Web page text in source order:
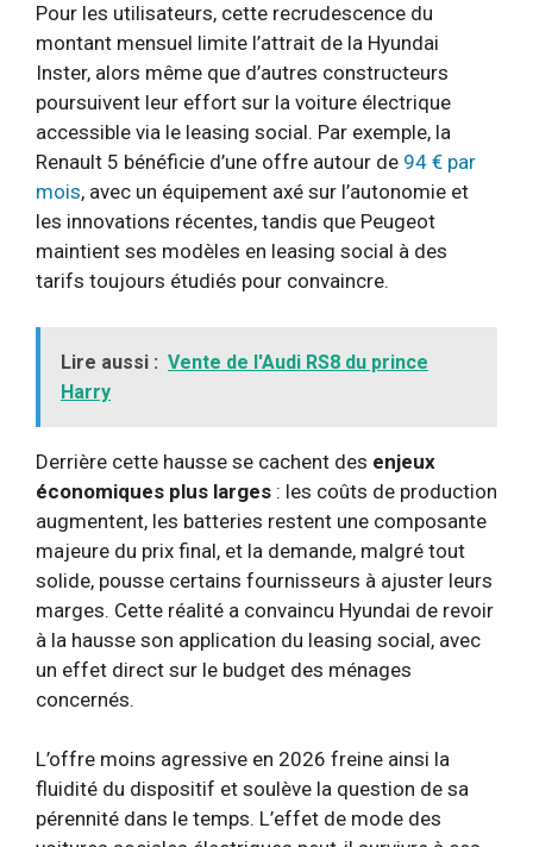
Pour les utilisateurs, cette recrudescence du
montant mensuel limite l’attrait de la Hyundai
Inster, alors même que d’autres constructeurs
poursuivent leur effort sur la voiture électrique
accessible via le leasing social. Par exemple, la
Renault 5 bénéficie d’une offre autour de 94 € par
mois, avec un équipement axé sur l’autonomie et
les innovations récentes, tandis que Peugeot
maintient ses modèles en leasing social à des
tarifs toujours étudiés pour convaincre.
Lire aussi : Vente de l'Audi RS8 du prince
Harry
Derrière cette hausse se cachent des enjeux
économiques plus larges : les coûts de production
augmentent, les batteries restent une composante
majeure du prix final, et la demande, malgré tout
solide, pousse certains fournisseurs à ajuster leurs
marges. Cette réalité a convaincu Hyundai de revoir
à la hausse son application du leasing social, avec
un effet direct sur le budget des ménages
concernés.
L’offre moins agressive en 2026 freine ainsi la
fluidité du dispositif et soulève la question de sa
pérennité dans le temps. L’effet de mode des